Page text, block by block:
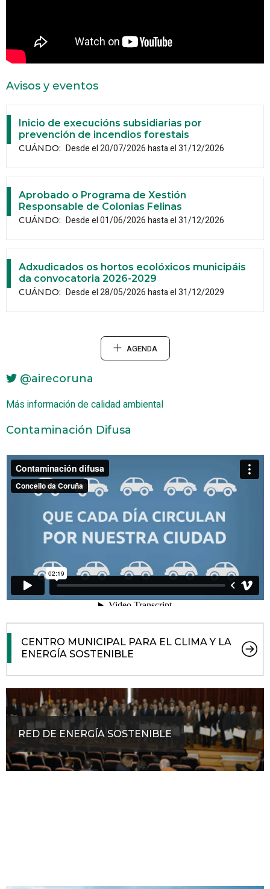
Avisos y eventos
Inicio de execucións subsidiarias por
prevención de incendios forestais
CUÁNDO: Desde el 20/07/2026 hasta el 31/12/2026
Aprobado o Programa de Xestión
Responsable de Colonias Felinas
CUÁNDO: Desde el 01/06/2026 hasta el 31/12/2026
Adxudicados os hortos ecolóxicos municipáis
da convocatoria 2026-2029
CUÁNDO: Desde el 28/05/2026 hasta el 31/12/2029
AGENDA
@airecoruna
Más información de calidad ambiental
Contaminación Difusa
CENTRO MUNICIPAL PARA EL CLIMA Y LA
ENERGÍA SOSTENIBLE
RED DE ENERGÍA SOSTENIBLE